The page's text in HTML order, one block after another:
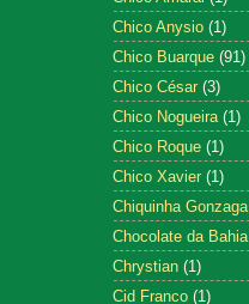
Chico Anysio (1)
Chico Buarque (91)
Chico César (3)
Chico Nogueira (1)
Chico Roque (1)
Chico Xavier (1)
Chiquinha Gonzaga
Chocolate da Bahia
Chrystian (1)
Cid Franco (1)